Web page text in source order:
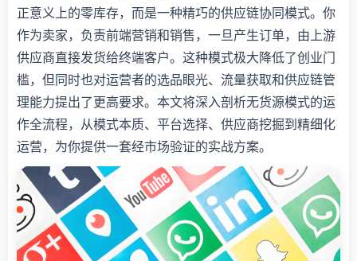
正意义上的零库存，而是一种精巧的供应链协同模式。你
作为卖家，负责前端营销和销售，一旦产生订单，由上游
供应商直接发货给终端客户。这种模式极大降低了创业门
槛，但同时也对运营者的选品眼光、流量获取和供应链管
理能力提出了更高要求。本文将深入剖析无货源模式的运
作全流程，从模式本质、平台选择、供应商挖掘到精细化
运营，为你提供一套经市场验证的实战方案。